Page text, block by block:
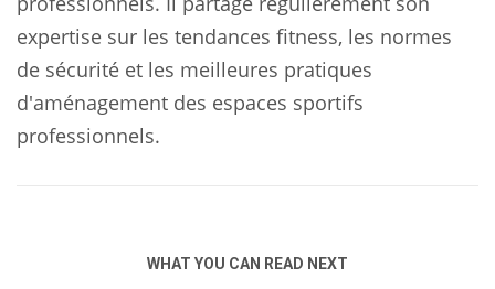
expertise sur les tendances fitness, les normes
de sécurité et les meilleures pratiques
d'aménagement des espaces sportifs
professionnels.
WHAT YOU CAN READ NEXT